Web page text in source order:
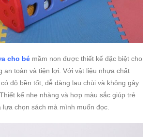
cho bé mầm non được thiết kế đặc biệt cho
an toàn và tiện lợi. Với vật liệu nhựa chất
độ bền tốt, dễ dàng lau chùi và không gây
kế nhẹ nhàng và hợp màu sắc giúp trẻ
lựa chọn sách mà mình muốn đọc.